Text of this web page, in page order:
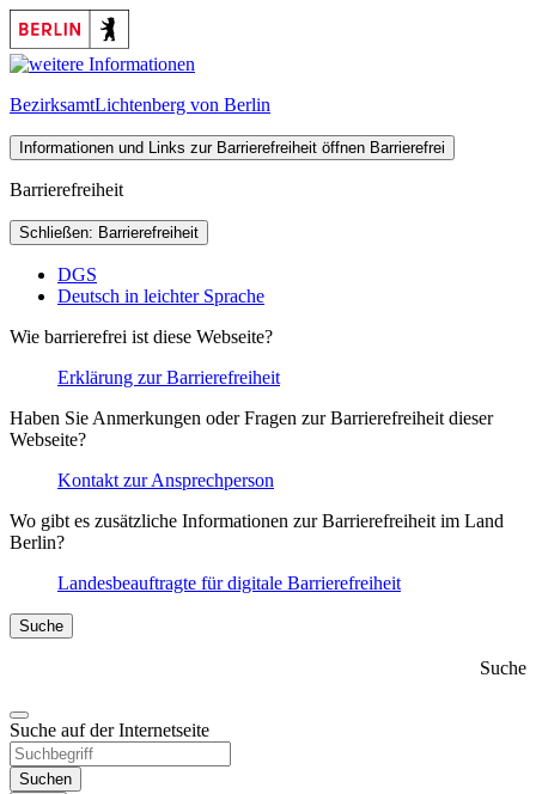
BezirksamtLichtenberg von Berlin
Informationen und Links zur Barrierefreiheit öffnen Barrierefrei
Barrierefreiheit
Schließen: Barrierefreiheit
DGS
Deutsch in leichter Sprache
Wie barrierefrei ist diese Webseite?
Erklärung zur Barrierefreiheit
Haben Sie Anmerkungen oder Fragen zur Barrierefreiheit dieser
Webseite?
Kontakt zur Ansprechperson
Wo gibt es zusätzliche Informationen zur Barrierefreiheit im Land
Berlin?
Landesbeauftragte für digitale Barrierefreiheit
Suche
Suche
Suche auf der Internetseite
Suchen